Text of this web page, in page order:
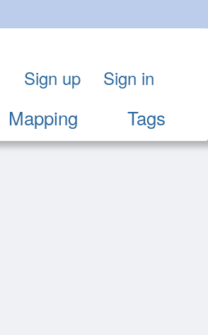
Mapping Tags
Sign up Sign in